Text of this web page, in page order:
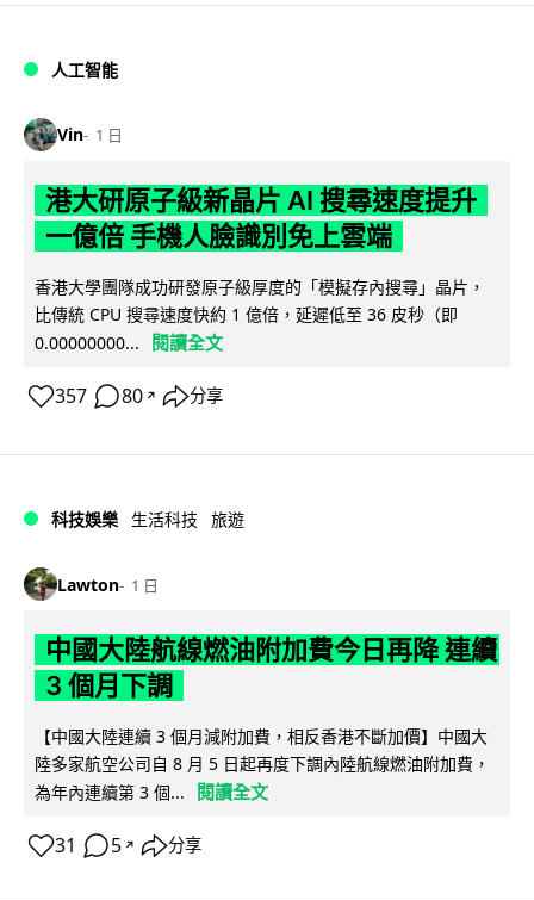
人工智能
Vin 1 日
港大研原子級新晶片 AI 搜尋速度提升
一億倍 手機人臉識別免上雲端
香港大學團隊成功研發原子級厚度的「模擬存內搜尋」晶片，
比傳統 CPU 搜尋速度快約 1 億倍，延遲低至 36 皮秒（即
0.00000000...
閱讀全文
357 80 ↗ 分享
科技娛樂 生活科技 旅遊
Lawton 1 日
中國大陸航線燃油附加費今日再降 連續
3 個月下調
【中國大陸連續 3 個月減附加費，相反香港不斷加價】中國大
陸多家航空公司自 8 月 5 日起再度下調內陸航線燃油附加費，
為年內連續第 3 個...
閱讀全文
31 5 ↗ 分享